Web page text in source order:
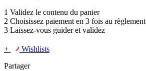
1 Validez le contenu du panier
2 Choisissez paiement en 3 fois au règlement
3 Laissez-vous guider et validez
+
Wishlists
Partager